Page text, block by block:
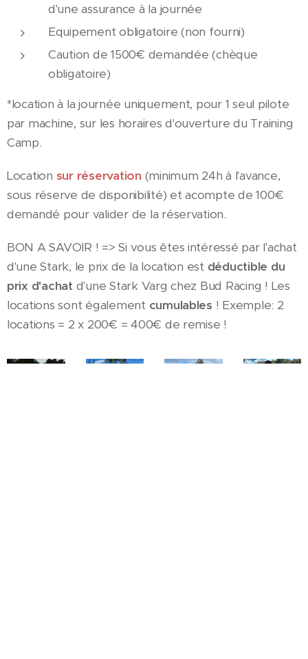
d'une assurance à la journée
Equipement obligatoire (non fourni)
Caution de 1500€ demandée (chèque
obligatoire)
*location à la journée uniquement, pour 1 seul pilote
par machine, sur les horaires d'ouverture du Training
Camp.
Location sur réservation (minimum 24h à l'avance,
sous réserve de disponibilité) et acompte de 100€
demandé pour valider de la réservation.
BON A SAVOIR ! => Si vous êtes intéressé par l'achat
d'une Stark, le prix de la location est déductible du
prix d'achat d'une Stark Varg chez Bud Racing ! Les
locations sont également cumulables ! Exemple: 2
locations = 2 x 200€ = 400€ de remise !